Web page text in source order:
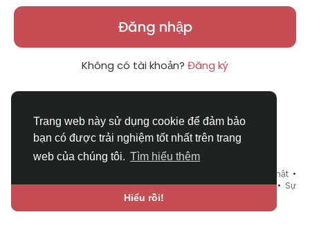
Trang web này sử dụng cookie để đảm bảo
bạn có được trải nghiệm tốt nhất trên trang
web của chúng tôi. Tìm hiểu thêm
Hiểu rồi!
Đăng nhập
Không có tài khoản? Đăng ký
Chính sách bảo mật •
Liên hệ chúng tôi•Bao Quát•Danh mục•Blog•Diễn đàn• Sự
Chợ Tình•